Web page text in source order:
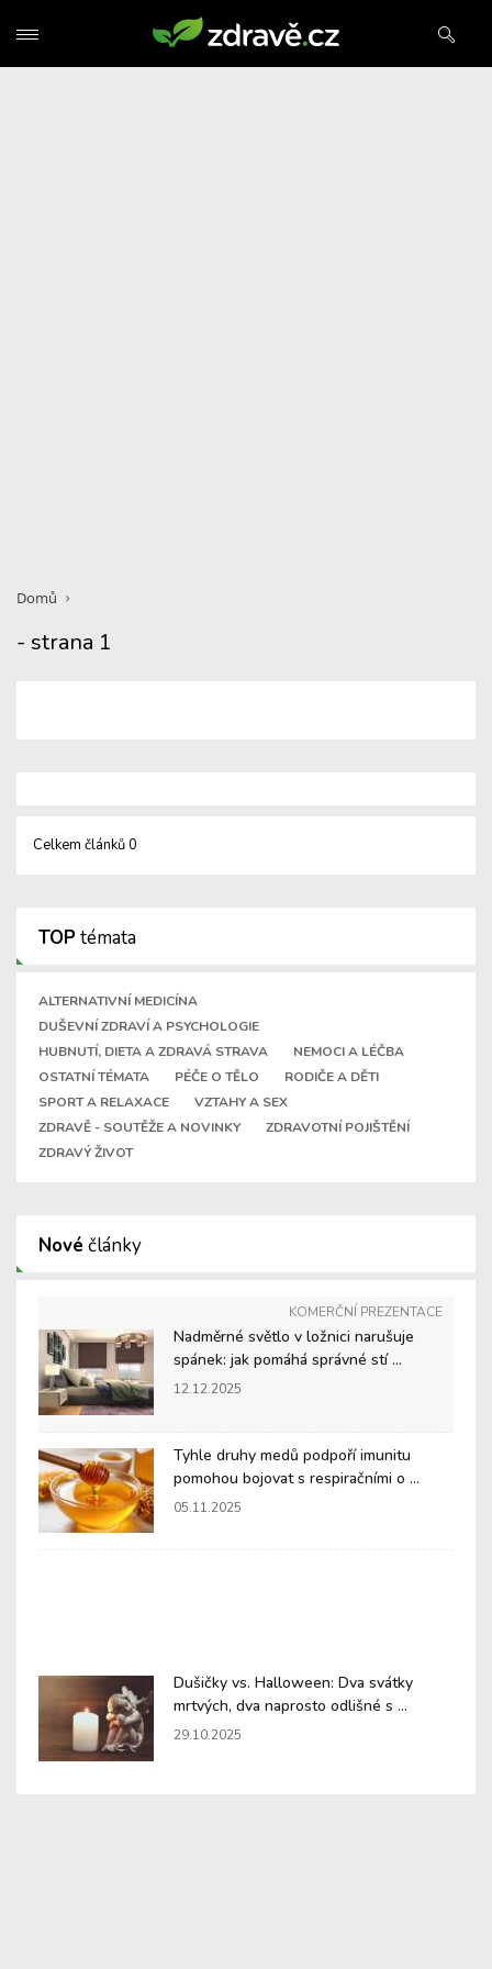
Domů
- strana 1
Celkem článků 0
TOPtémata
ALTERNATIVNÍ MEDICÍNA
DUŠEVNÍ ZDRAVÍ A PSYCHOLOGIE
HUBNUTÍ, DIETA A ZDRAVÁ STRAVA
NEMOCI A LÉČBA
OSTATNÍ TÉMATA
PÉČE O TĚLO
RODIČE A DĚTI
SPORT A RELAXACE
VZTAHY A SEX
ZDRAVĚ - SOUTĚŽE A NOVINKY
ZDRAVOTNÍ POJIŠTĚNÍ
ZDRAVÝ ŽIVOT
Nové články
KOMERČNÍ PREZENTACE
Nadměrné světlo v ložnici narušuje
spánek: jak pomáhá správné stí ...
12.12.2025
Tyhle druhy medů podpoří imunitu
pomohou bojovat s respiračními o ...
05.11.2025
Dušičky vs. Halloween: Dva svátky
mrtvých, dva naprosto odlišné s ...
29.10.2025